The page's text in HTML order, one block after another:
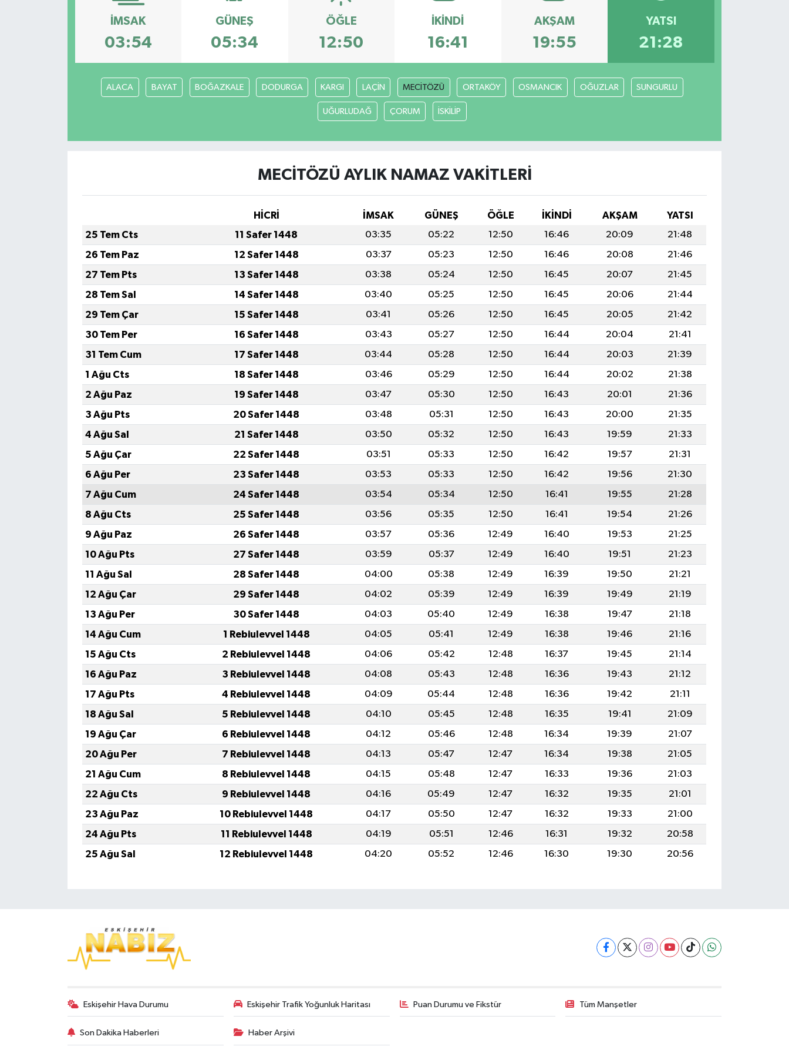
İMSAK
03:54
GÜNEŞ
05:34
ÖĞLE
12:50
İKINDI
16:41
AKŞAM
19:55
YATSI
21:28
ALACA BAYAT BOĞAZKALE DODURGA KARGI LAÇİN MECİTÖZÜ ORTAKÖY OSMANCIK OĞUZLAR SUNGURLU
UĞURLUDAĞ ÇORUM İSKİLİP
MECİTÖZÜ AYLIK NAMAZ VAKITLERI
HİCRİ İMSAK GÜNEŞ ÖĞLE İKINDI AKŞAM
YATSI
25 Tem Cts
11 Safer 1448 03:35 05:22 12:50 16:46 20:09
21:48
26 Tem Paz
12 Safer 1448 03:37 05:23 12:50 16:46 20:08
21:46
27 Tem Pts
13 Safer 1448 03:38 05:24 12:50 16:45 20:07
21:45
28 Tem Sal
14 Safer 1448 03:40 05:25 12:50 16:45 20:06
21:44
29 Tem Çar
15 Safer 1448 03:41 05:26 12:50 16:45 20:05
21:42
30 Tem Per
16 Safer 1448 03:43 05:27 12:50 16:44 20:04
21:41
31 Tem Cum
17 Safer 1448 03:44 05:28 12:50 16:44 20:03
21:39
1 Ağu Cts
18 Safer 1448 03:46 05:29 12:50 16:44 20:02
21:38
2 Ağu Paz
19 Safer 1448 03:47 05:30 12:50 16:43 20:01
21:36
3 Ağu Pts
20 Safer 1448 03:48 05:31 12:50 16:43 20:00
21:35
4 Ağu Sal
21 Safer 1448 03:50 05:32 12:50 16:43 19:59
21:33
5 Ağu Çar
22 Safer 1448 03:51 05:33 12:50 16:42 19:57
21:31
6 Ağu Per
23 Safer 1448 03:53 05:33 12:50 16:42 19:56
21:30
7 Ağu Cum
24 Safer 1448 03:54 05:34 12:50 16:41 19:55
21:28
8 Ağu Cts
25 Safer 1448 03:56 05:35 12:50 16:41 19:54
21:26
9 Ağu Paz
26 Safer 1448 03:57 05:36 12:49 16:40 19:53
21:25
10 Ağu Pts
27 Safer 1448 03:59 05:37 12:49 16:40 19:51
21:23
11 Ağu Sal
28 Safer 1448 04:00 05:38 12:49 16:39 19:50
21:21
12 Ağu Çar
29 Safer 1448 04:02 05:39 12:49 16:39 19:49
21:19
13 Ağu Per
30 Safer 1448 04:03 05:40 12:49 16:38 19:47
21:18
14 Ağu Cum
1 Rebiulevvel 1448 04:05 05:41 12:49 16:38 19:46
21:16
15 Ağu Cts
2 Rebiulevvel 1448 04:06 05:42 12:48 16:37 19:45
21:14
16 Ağu Paz
3 Rebiulevvel 1448 04:08 05:43 12:48 16:36 19:43
21:12
17 Ağu Pts
4 Rebiulevvel 1448 04:09 05:44 12:48 16:36 19:42
21:11
18 Ağu Sal
5 Rebiulevvel 1448 04:10 05:45 12:48 16:35 19:41
21:09
19 Ağu Çar
6 Rebiulevvel 1448 04:12 05:46 12:48 16:34 19:39
21:07
20 Ağu Per
7 Rebiulevvel 1448 04:13 05:47 12:47 16:34 19:38
21:05
21 Ağu Cum
8 Rebiulevvel 1448 04:15 05:48 12:47 16:33 19:36
21:03
22 Ağu Cts
9 Rebiulevvel 1448 04:16 05:49 12:47 16:32 19:35
21:01
23 Ağu Paz
10 Rebiulevvel 1448 04:17 05:50 12:47 16:32 19:33
21:00
24 Ağu Pts
11 Rebiulevvel 1448 04:19 05:51 12:46 16:31 19:32
20:58
25 Ağu Sal
12 Rebiulevvel 1448 04:20 05:52 12:46 16:30 19:30 20:56
Eskişehir Hava Durumu Eskişehir Trafik Yoğunluk Haritası Puan Durumu ve Fikstür Tüm Manşetler
Son Dakika Haberleri Haber Arşivi